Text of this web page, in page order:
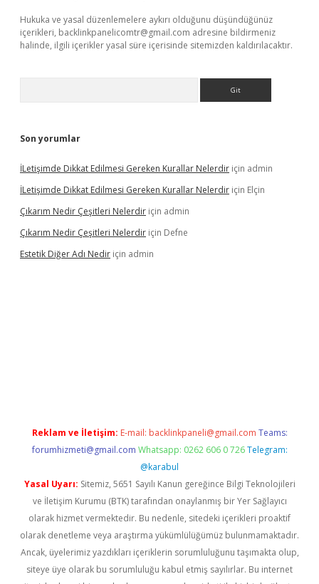
Hukuka ve yasal düzenlemelere aykırı olduğunu düşündüğünüz
içerikleri, backlinkpanelicomtr@gmail.com adresine bildirmeniz
halinde, ilgili içerikler yasal süre içerisinde sitemizden kaldırılacaktır.
Son yorumlar
İLetişimde Dikkat Edilmesi Gereken Kurallar Nelerdir için admin
İLetişimde Dikkat Edilmesi Gereken Kurallar Nelerdir için Elçin
Çıkarım Nedir Çeşitleri Nelerdir için admin
Çıkarım Nedir Çeşitleri Nelerdir için Defne
Estetik Diğer Adı Nedir için admin
Reklam ve İletişim: E-mail: backlinkpaneli@gmail.com Teams:
forumhizmeti@gmail.com Whatsapp: 0262 606 0 726 Telegram:
@karabul
Yasal Uyarı: Sitemiz, 5651 Sayılı Kanun gereğince Bilgi Teknolojileri
ve İletişim Kurumu (BTK) tarafından onaylanmış bir Yer Sağlayıcı
olarak hizmet vermektedir. Bu nedenle, sitedeki içerikleri proaktif
olarak denetleme veya araştırma yükümlülüğümüz bulunmamaktadır.
Ancak, üyelerimiz yazdıkları içeriklerin sorumluluğunu taşımakta olup,
siteye üye olarak bu sorumluluğu kabul etmiş sayılırlar. Bu internet